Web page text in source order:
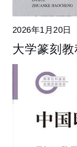
2026年1月20日
大学篆刻教